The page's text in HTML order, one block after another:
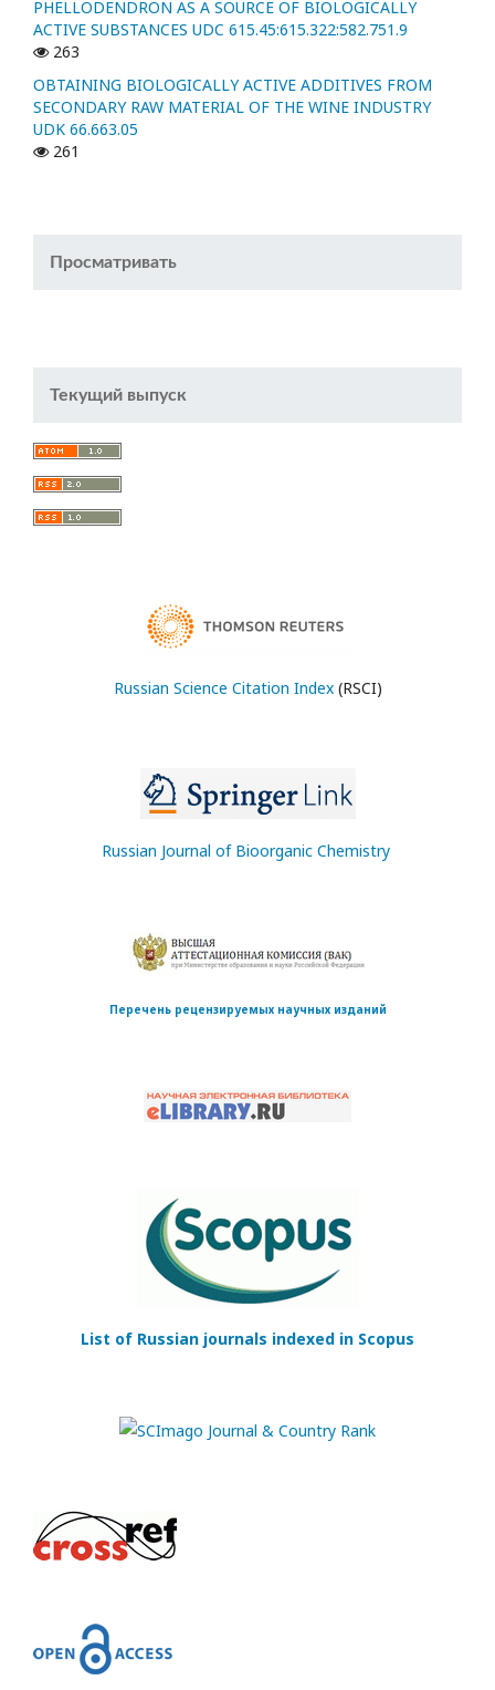
PHELLODENDRON AS A SOURCE OF BIOLOGICALLY
ACTIVE SUBSTANCES UDC 615.45:615.322:582.751.9
263
OBTAINING BIOLOGICALLY ACTIVE ADDITIVES FROM
SECONDARY RAW MATERIAL OF THE WINE INDUSTRY
UDK 66.663.05
261
Просматривать
Текущий выпуск
Russian Science Citation Index(RSCI)
Russian Journal of Bioorganic Chemistry
Перечень рецензируемых научных изданий
List of Russian journals indexed in Scopus